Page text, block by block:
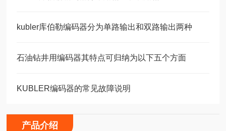
kubler库伯勒编码器分为单路输出和双路输出两种
石油钻井用编码器其特点可归纳为以下五个方面
KUBLER编码器的常见故障说明
产品介绍